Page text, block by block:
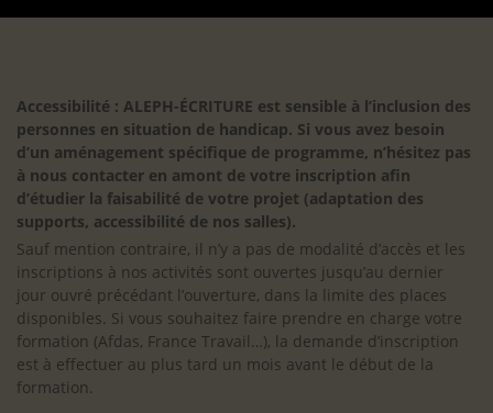
Accessibilité : ALEPH-ÉCRITURE est sensible à l’inclusion des
personnes en situation de handicap. Si vous avez besoin
d’un aménagement spécifique de programme, n’hésitez pas
à nous contacter en amont de votre inscription afin
d’étudier la faisabilité de votre projet (adaptation des
supports, accessibilité de nos salles).
Sauf mention contraire, il n’y a pas de modalité d’accès et les
inscriptions à nos activités sont ouvertes jusqu’au dernier
jour ouvré précédant l’ouverture, dans la limite des places
disponibles. Si vous souhaitez faire prendre en charge votre
formation (Afdas, France Travail…), la demande d’inscription
est à effectuer au plus tard un mois avant le début de la
formation.